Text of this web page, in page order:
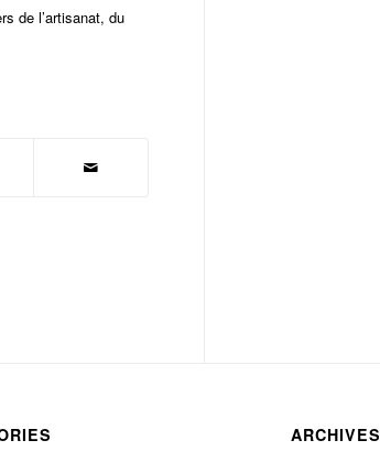
de l’artisanat, du
ARCHIVES